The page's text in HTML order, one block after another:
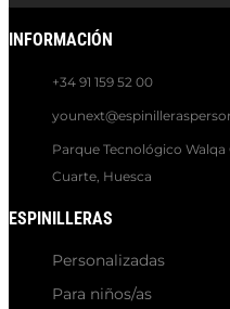
INFORMACIÓN
+34 91 159 52 00
Parque Tecnológico Walqa
Cuarte, Huesca
ESPINILLERAS
Personalizadas
Para niños/as